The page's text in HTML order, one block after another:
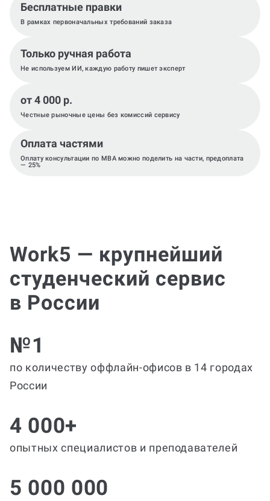
Бесплатные правки
В рамках первоначальных требований заказа
Только ручная работа
Не используем ИИ, каждую работу пишет эксперт
от 4 000 р.
Честные рыночные цены без комиссий сервису
Оплата частями
Оплату консультации по MBA можно поделить на части, предоплата
— 25%
Work5 — крупнейший
студенческий сервис
в России
№1
по количеству оффлайн-офисов в 14 городах
России
4 000+
опытных специалистов и преподавателей
5 000 000